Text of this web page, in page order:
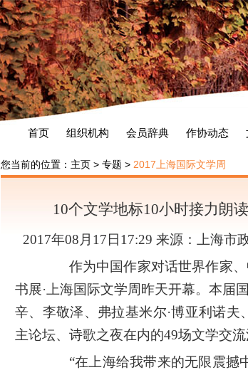
首页 组织机构 会员辞典 作协动态
您当前的位置： 主页 > 专题 > 2017上海国际文学周
10个文学地标10小时接力朗
2017年08月17日17:29 来源：上海市
作为中国作家对话世界作家、
书展·上海国际文学周昨天开幕。本届
辛、李敬泽、弗拉基米尔·博亚利诺夫
主论坛、诗歌之夜在内的49场文学交流
“在上海给我带来的无限震撼